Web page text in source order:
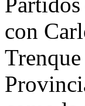
con